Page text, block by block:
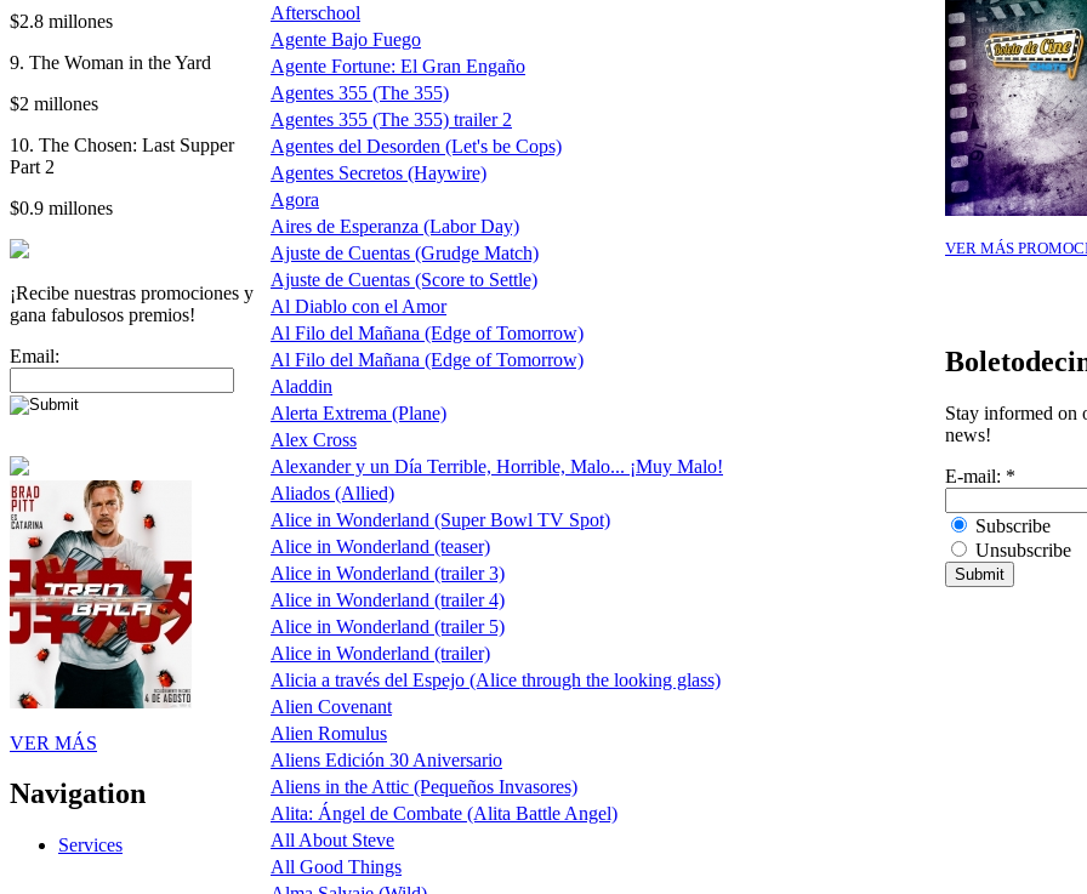
$2.8 millones
9. The Woman in the Yard
$2 millones
10. The Chosen: Last Supper
Part 2
$0.9 millones
¡Recibe nuestras promociones y
gana fabulosos premios!
Email:
VER MÁS
Navigation
Services
Afterschool
Agente Bajo Fuego
Agente Fortune: El Gran Engaño
Agentes 355 (The 355)
Agentes 355 (The 355) trailer 2
Agentes del Desorden (Let's be Cops)
Agentes Secretos (Haywire)
Agora
Aires de Esperanza (Labor Day)
Ajuste de Cuentas (Grudge Match)
Ajuste de Cuentas (Score to Settle)
Al Diablo con el Amor
Al Filo del Mañana (Edge of Tomorrow)
Al Filo del Mañana (Edge of Tomorrow)
Aladdin
Alerta Extrema (Plane)
Alex Cross
Alexander y un Día Terrible, Horrible, Malo... ¡Muy Malo!
Aliados (Allied)
Alice in Wonderland (Super Bowl TV Spot)
Alice in Wonderland (teaser)
Alice in Wonderland (trailer 3)
Alice in Wonderland (trailer 4)
Alice in Wonderland (trailer 5)
Alice in Wonderland (trailer)
Alicia a través del Espejo (Alice through the looking glass)
Alien Covenant
Alien Romulus
Aliens Edición 30 Aniversario
Aliens in the Attic (Pequeños Invasores)
Alita: Ángel de Combate (Alita Battle Angel)
All About Steve
All Good Things
VER MÁS
Stay informed on
news!
E-mail: *
Subscribe
Unsubscribe